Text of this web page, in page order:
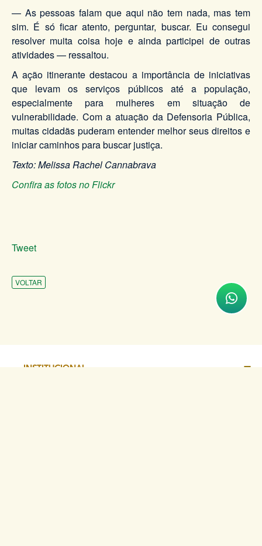
— As pessoas falam que aqui não tem nada, mas tem
sim. É só ficar atento, perguntar, buscar. Eu consegui
resolver muita coisa hoje e ainda participei de outras
atividades — ressaltou.
A ação itinerante destacou a importância de iniciativas
que levam os serviços públicos até a população,
especialmente para mulheres em situação de
vulnerabilidade. Com a atuação da Defensoria Pública,
muitas cidadãs puderam entender melhor seus direitos e
iniciar caminhos para buscar justiça.
Texto: Melissa Rachel Cannabrava
Confira as fotos no Flickr
Tweet
VOLTAR
INSTITUCIONAL